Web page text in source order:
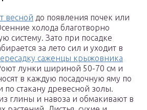
весной до появления почек или
холода благотворно
систему. Зато при посадке
за лето сил и уходит в
саженцы крыжовника
лунки шириной 50-70 см и
в каждую посадочную яму по
по стакану древесной золы.
глины и навоза и обмакивают в